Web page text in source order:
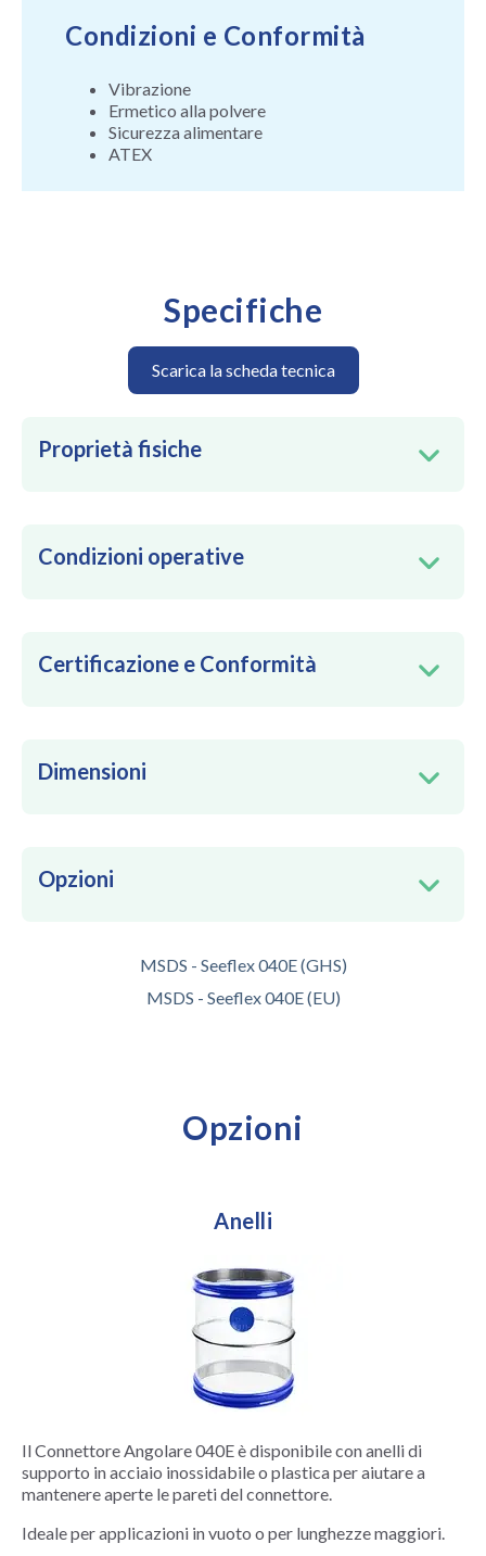
Condizioni e Conformità
Vibrazione
Ermetico alla polvere
Sicurezza alimentare
ATEX
Specifiche
Scarica la scheda tecnica
Proprietà fisiche
Condizioni operative
Certificazione e Conformità
Dimensioni
Opzioni
MSDS - Seeflex 040E (GHS)
MSDS - Seeflex 040E (EU)
Opzioni
Anelli
Il Connettore Angolare 040E è disponibile con anelli di
supporto in acciaio inossidabile o plastica per aiutare a
mantenere aperte le pareti del connettore.
Ideale per applicazioni in vuoto o per lunghezze maggiori.